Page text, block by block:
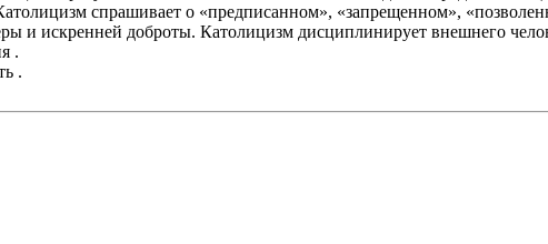
спрашивает о «предписанном», «запрещенном»,
и искренней доброты. Католицизм дисциплинирует внешнего
.
.